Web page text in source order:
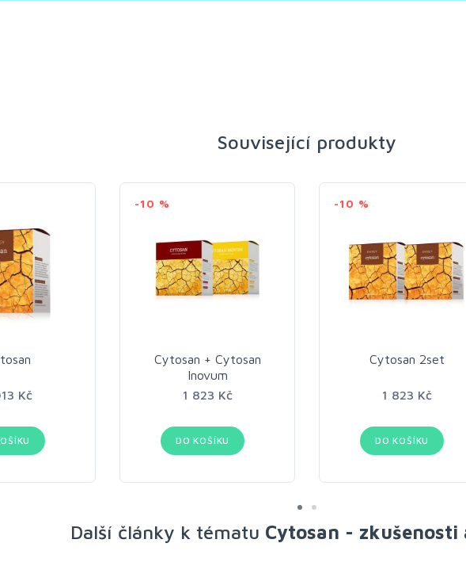
Související produkty
Kč
-10 %
Cytosan + Cytosan
Inovum
1 823 Kč
DO KOŠÍKU
-10 %
Cytosan 2set
1 823 Kč
DO KOŠÍKU
Další články k tématu Cytosan - zkušenosti